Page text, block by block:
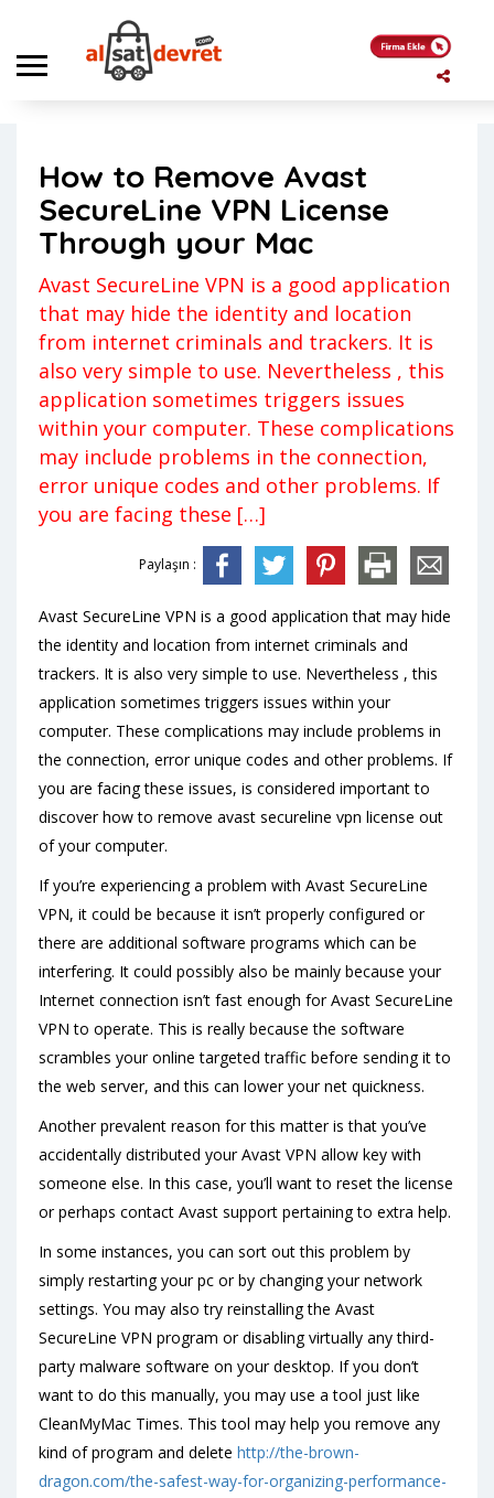
Genel
Kerem
Yorum yapılmamış
9 Temmuz 2023
How to Remove Avast
SecureLine VPN License
Through your Mac
Avast SecureLine VPN is a good application
that may hide the identity and location
from internet criminals and trackers. It is
also very simple to use. Nevertheless , this
application sometimes triggers issues
within your computer. These complications
may include problems in the connection,
error unique codes and other problems. If
you are facing these […]
Paylaşın :
Avast SecureLine VPN is a good application that may hide
the identity and location from internet criminals and
trackers. It is also very simple to use. Nevertheless , this
application sometimes triggers issues within your
computer. These complications may include problems in
the connection, error unique codes and other problems. If
you are facing these issues, is considered important to
discover how to remove avast secureline vpn license out
of your computer.
If you’re experiencing a problem with Avast SecureLine
VPN, it could be because it isn’t properly configured or
there are additional software programs which can be
interfering. It could possibly also be mainly because your
Internet connection isn’t fast enough for Avast SecureLine
VPN to operate. This is really because the software
scrambles your online targeted traffic before sending it to
the web server, and this can lower your net quickness.
Another prevalent reason for this matter is that you’ve
accidentally distributed your Avast VPN allow key with
someone else. In this case, you’ll want to reset the license
or perhaps contact Avast support pertaining to extra help.
In some instances, you can sort out this problem by
simply restarting your pc or by changing your network
settings. You may also try reinstalling the Avast
SecureLine VPN program or disabling virtually any third-
party malware software on your desktop. If you don’t
want to do this manually, you may use a tool just like
CleanMyMac Times. This tool may help you remove any
kind of program and delete http://the-brown-
dragon.com/the-safest-way-for-organizing-performance-